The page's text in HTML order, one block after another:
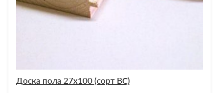
Доска пола 27х100 (сорт ВС)